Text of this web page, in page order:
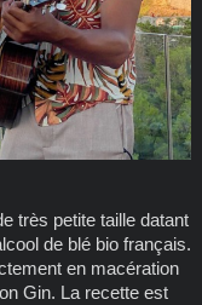
très petite taille datant
de blé bio français.
en macération
Gin. La recette est